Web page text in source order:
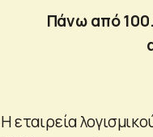
Πάνω από
Η εταιρεία